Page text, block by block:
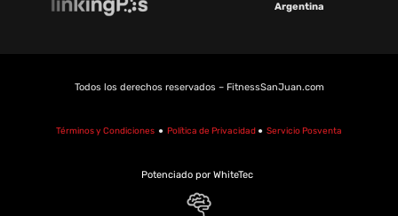
Argentina
Todos los derechos reservados – FitnessSanJuan.com
Términos y Condiciones ● Política de Privacidad ● Servicio Posventa
Potenciado por WhiteTec